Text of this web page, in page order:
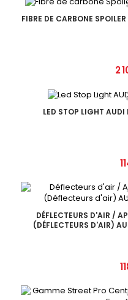
FIBRE DE CARBONE
2
LED STOP LIGHT
DÉFLECTEURS D'AIR /
(DÉFLECTEURS D'AIR)